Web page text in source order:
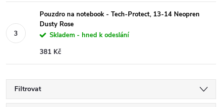
Pouzdro na notebook - Tech-Protect, 13-14 Neopren
Dusty Rose
Skladem - hned k odeslání
381 Kč
Filtrovat